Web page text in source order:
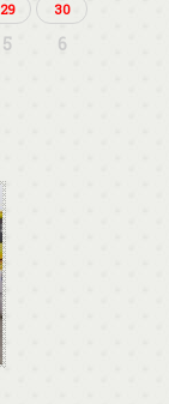
29
30
5 6